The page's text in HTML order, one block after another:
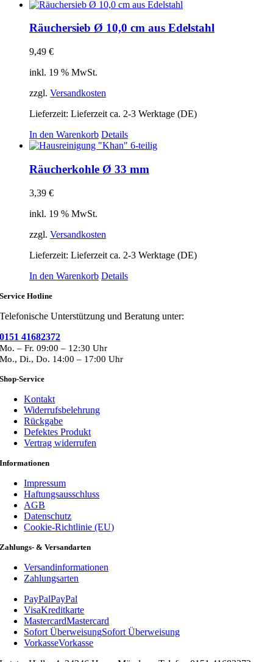
Räuchersieb Ø 10,0 cm aus Edelstahl
9,49 €
inkl. 19 % MwSt.
zzgl. Versandkosten
Lieferzeit: Lieferzeit ca. 2-3 Werktage (DE)
In den Warenkorb Details
Räucherkohle Ø 33 mm
3,39 €
inkl. 19 % MwSt.
zzgl. Versandkosten
Lieferzeit: Lieferzeit ca. 2-3 Werktage (DE)
In den Warenkorb Details
Service Hotline
Telefonische Unterstützung und Beratung unter:
0151 41682372
Mo. – Fr. 09:00 – 12:30 Uhr
Mo., Di., Do. 14:00 – 17:00 Uhr
Shop-Service
Kontakt
Widerrufsbelehrung
Rückgabe
Defektes Produkt
Vertrag widerrufen
Informationen
Impressum
Haftungsausschluss
AGB
Datenschutz
Cookie-Richtlinie (EU)
Zahlungs- & Versandarten
Versandinformationen
Zahlungsarten
PayPalPayPal
VisaKreditkarte
MastercardMastercard
Sofort ÜberweisungSofort Überweisung
VorkasseVorkasse